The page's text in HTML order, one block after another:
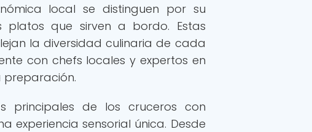
local se distinguen por su
que sirven a bordo. Estas
la diversidad culinaria de cada
con chefs locales y expertos en
principales de los cruceros con
sensorial única. Desde